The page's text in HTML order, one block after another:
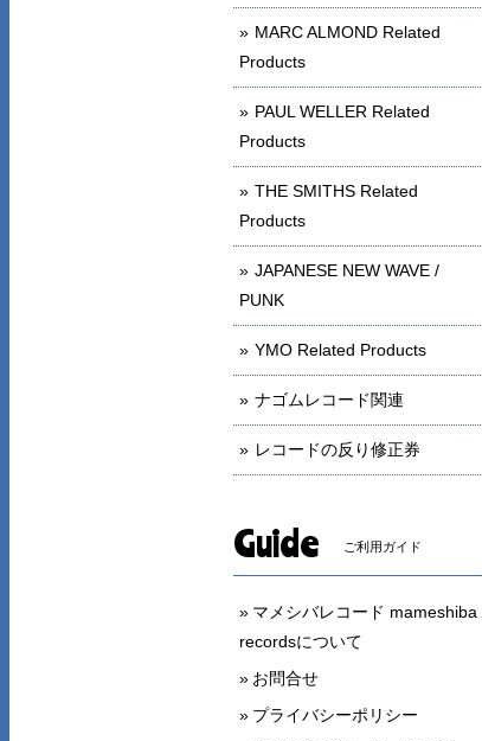
MARC ALMOND Related
Products
PAUL WELLER Related
Products
THE SMITHS Related
Products
JAPANESE NEW WAVE /
PUNK
YMO Related Products
ナゴムレコード関連
レコードの反り修正券
Guide ご利用ガイド
マメシバレコード mameshiba
recordsについて
お問合せ
プライバシーポリシー